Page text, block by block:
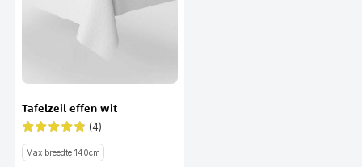
Tafelzeil effen wit
Waardering: (4)
Max breedte 140cm